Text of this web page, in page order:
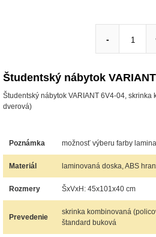
-
Študentský nábytok
Študentský nábytok VARIANT 6V4-04,
dverová)
Poznámka možnosť výberu farby lamina
Materiál laminovaná doska, ABS
Rozmery ŠxVxH: 45x101x40 cm
Prevedenie
skrinka kombinovaná
štandard buková